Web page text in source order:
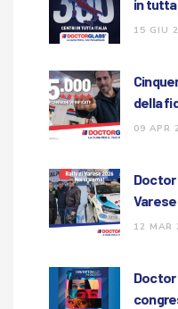
in
15 GIU
della
09 APR
Doctor
Varese
12 MAR
Doctor